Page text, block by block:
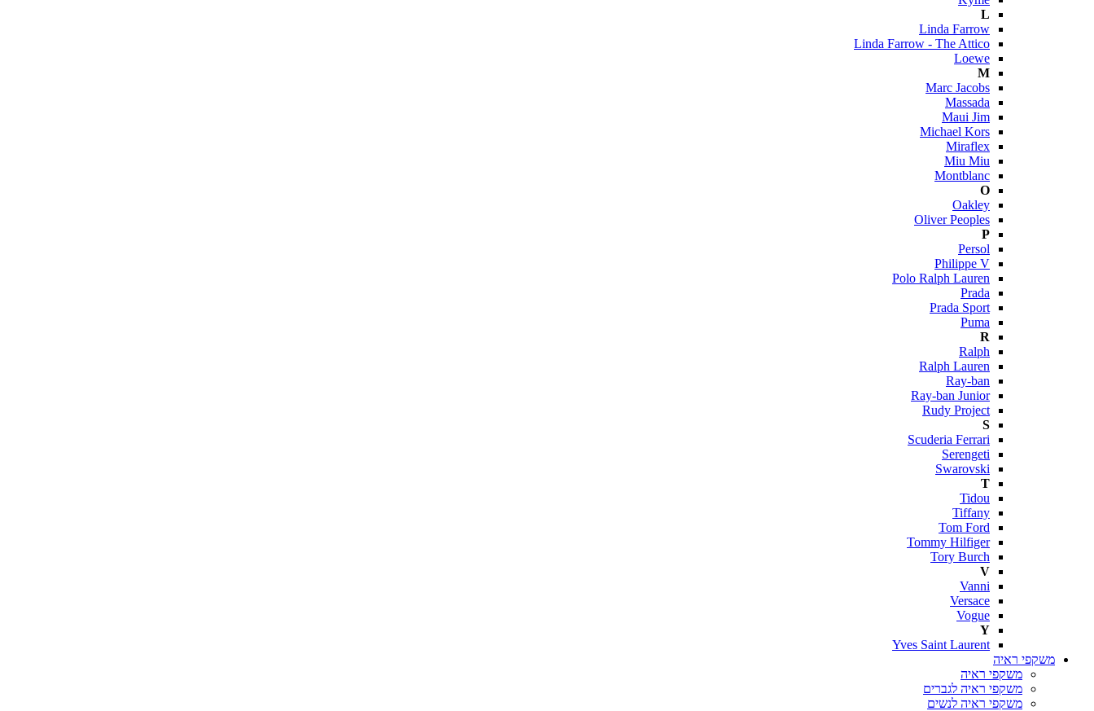
L
Linda Farrow
Linda Farrow - The Attico
Loewe
M
Marc Jacobs
Massada
Maui Jim
Michael Kors
Miraflex
Miu Miu
Montblanc
O
Oakley
Oliver Peoples
P
Persol
Philippe V
Polo Ralph Lauren
Prada
Prada Sport
Puma
R
Ralph
Ralph Lauren
Ray-ban
Ray-ban Junior
Rudy Project
S
Scuderia Ferrari
Serengeti
Swarovski
T
Tidou
Tiffany
Tom Ford
Tommy Hilfiger
Tory Burch
V
Vanni
Versace
Vogue
Y
Yves Saint Laurent
משקפי ראיה
משקפי ראיה
משקפי ראיה לגברים
משקפי ראיה לנשים